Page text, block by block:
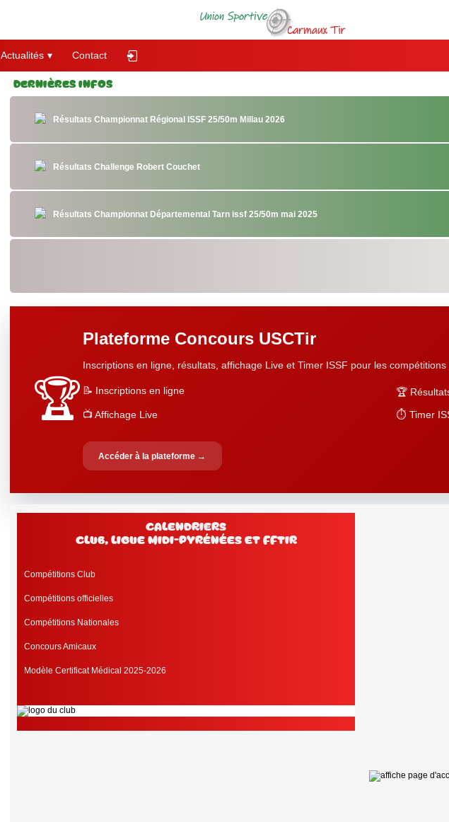
Actualités Contact
Dernières Infos
Résultats Championnat Régional ISSF 25/50m Millau 2026
Résultats Challenge Robert Couchet
Résultats Championnat Départemental Tarn issf 25/50m mai 2025
🏆
Plateforme Concours USCTir
Inscriptions en ligne, résultats, affichage Live et Timer ISSF pour les compétitions
📝 Inscriptions en ligne
🏆
📺 Affichage Live
⏱️ Timer
Accéder à la plateforme →
Calendriers
club, Ligue Midi-Pyrénées et FFtir
Compétitions Club
Compétitions officielles
Compétitions Nationales
Concours Amicaux
Modèle Certificat Médical 2025-2026